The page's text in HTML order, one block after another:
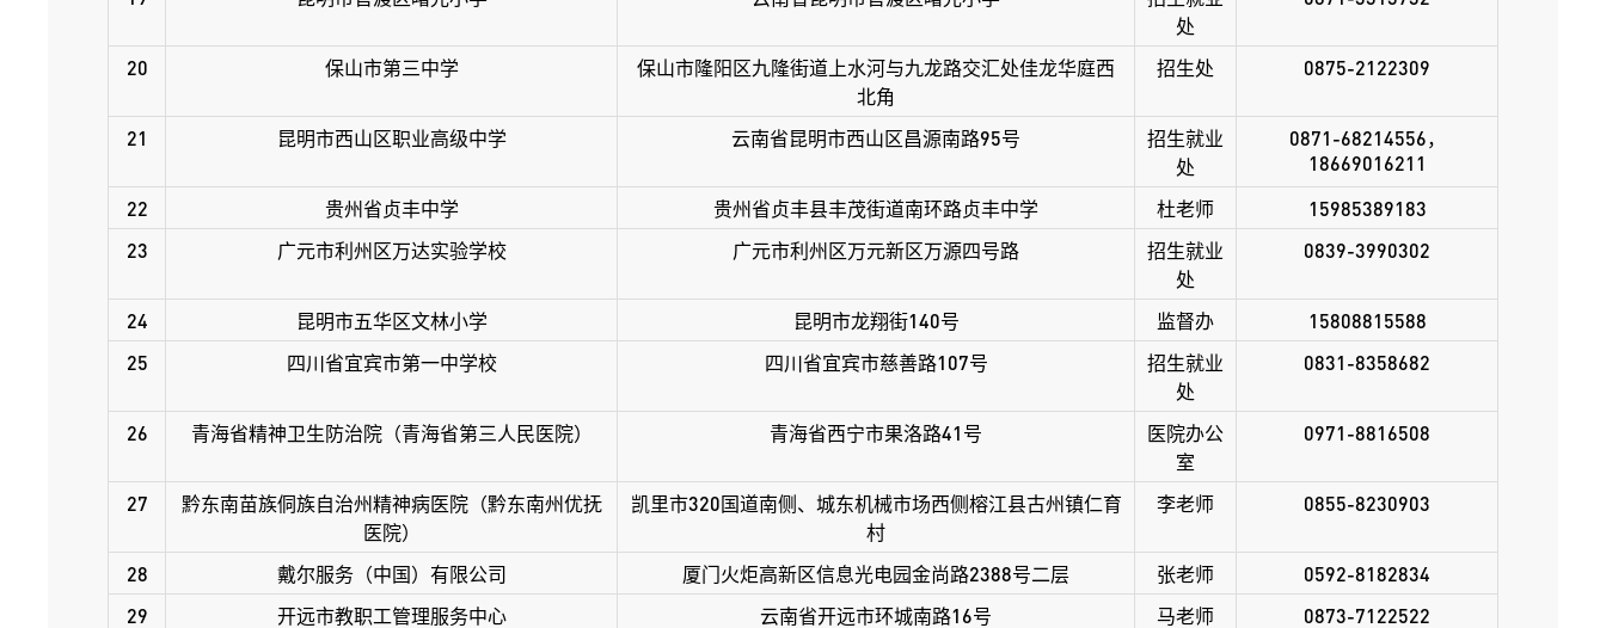
处
20 保山市第三中学
保山市隆阳区九隆街道上水河与九龙路交汇处佳龙华庭西
北角
招生处 0875-2122309
21 昆明市西山区职业高级中学 云南省昆明市西山区昌源南路95号
招生就业
处
0871-68214556，
18669016211
22
贵州省贞丰中学 贵州省贞丰县丰茂街道南环路贞丰中学 杜老师
15985389183
23
广元市利州区万达实验学校 广元市利州区万元新区万源四号路
招生就业
处
0839-3990302
24 昆明市五华区文林小学 昆明市龙翔街140号 监督办
15808815588
25
四川省宜宾市第一中学校 四川省宜宾市慈善路107号
招生就业
处
0831-8358682
26 青海省精神卫生防治院（青海省第三人民医院） 青海省西宁市果洛路41号
医院办公
室
0971-8816508
27
黔东南苗族侗族自治州精神病医院（黔东南州优抚
医院）
凯里市320国道南侧、城东机械市场西侧榕江县古州镇仁育
村
李老师 0855-8230903
28 戴尔服务（中国）有限公司 厦门火炬高新区信息光电园金尚路2388号二层 张老师
0592-8182834
29
开远市教职工管理服务中心 云南省开远市环城南路16号 马老师
0873-7122522